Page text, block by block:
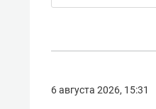
6 августа 2026, 15:31